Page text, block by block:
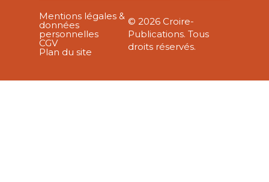
Mentions légales &
données
personnelles
CGV
Plan du site
© 2026 Croire-
Publications. Tous
droits réservés.